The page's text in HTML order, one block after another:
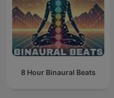
8 Hour Binaural Beats